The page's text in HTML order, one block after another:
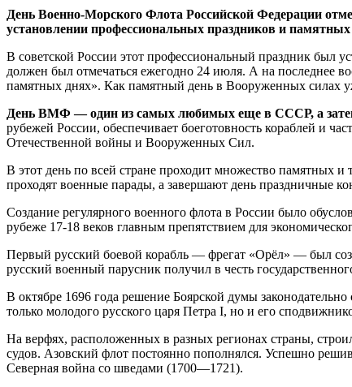
День Военно-Морского Флота Российской Федерации
установлении профессиональных праздников и
В советской России этот профессиональный праздник
должен был отмечаться ежегодно 24 июля. А на последнее
памятных днях». Как памятный день в Вооруженных силах
День ВМФ — один из самых любимых еще в СССР, а
рубежей России, обеспечивает боеготовность кораблей и
Отечественной войны и Вооруженных Сил.
В этот день по всей стране проходит множество памятных
проходят военные парады, а завершают день праздничные
Создание регулярного военного флота в России было
рубеже 17-18 веков главным препятствием для
Первый русский боевой корабль — фрегат «Орёл» — был
русский военный парусник получил в честь
В октябре 1696 года решение Боярской думы
только молодого русского царя Петра I, но и его
На верфях, расположенных в разных регионах страны,
судов. Азовский флот постоянно пополнялся. Успешно
Северная война со шведами (1700—1721).